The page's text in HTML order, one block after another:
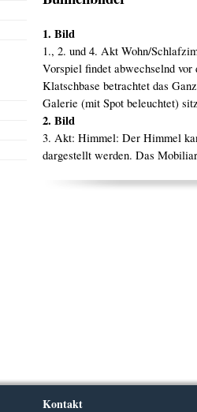
1. Bild
1., 2. und 4. Akt Wohn/
Vorspiel findet abwechselnd
Klatschbase betrachtet das
Galerie (mit Spot beleuchtet)
2. Bild
3. Akt: Himmel: Der Himmel
dargestellt werden. Das
Kontakt